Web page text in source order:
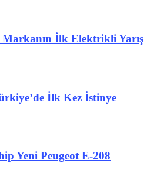
İlk Elektrikli Yarış
İlk Kez İstinye
Yeni Peugeot E-208